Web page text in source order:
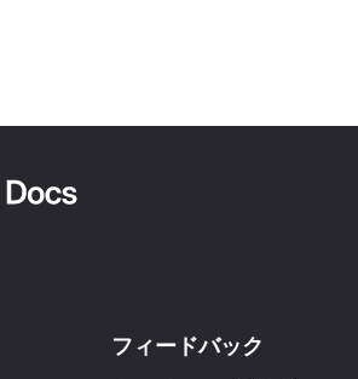
フィードバック